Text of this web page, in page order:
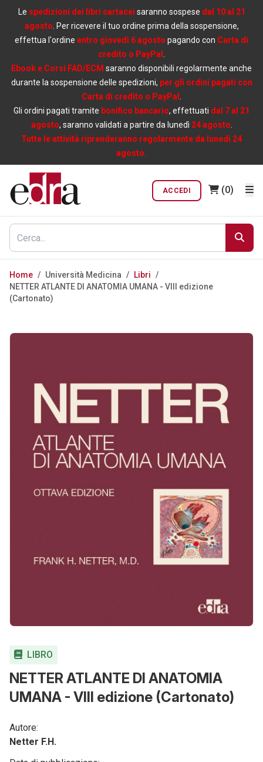
Le spedizioni dei libri cartacei saranno sospese dal 10 al 21
agosto . Per ricevere il tuo ordine prima della sospensione,
effettua l'ordine entro giovedì 6 agosto pagando con Carta di
credito o PayPal
Ebook e Corsi FAD/ECM saranno disponibili regolarmente anche
durante la sospensione delle spedizioni, per gli ordini pagati con
Carta di credito o PayPal
Gli ordini pagati tramite bonifico bancario, effettuati dal 7 al 21
agosto, saranno validati a partire da lunedì 24 agosto
Tutte le attività riprenderanno regolarmente da lunedì 24
agosto.
ACCEDI (0)
Home / Università Medicina / Libri /
NETTER ATLANTE DI ANATOMIA UMANA - VIII edizione
(Cartonato)
LIBRO
NETTER ATLANTE DI ANATOMIA
UMANA - VIII edizione (Cartonato)
Autore:
Netter F.H.